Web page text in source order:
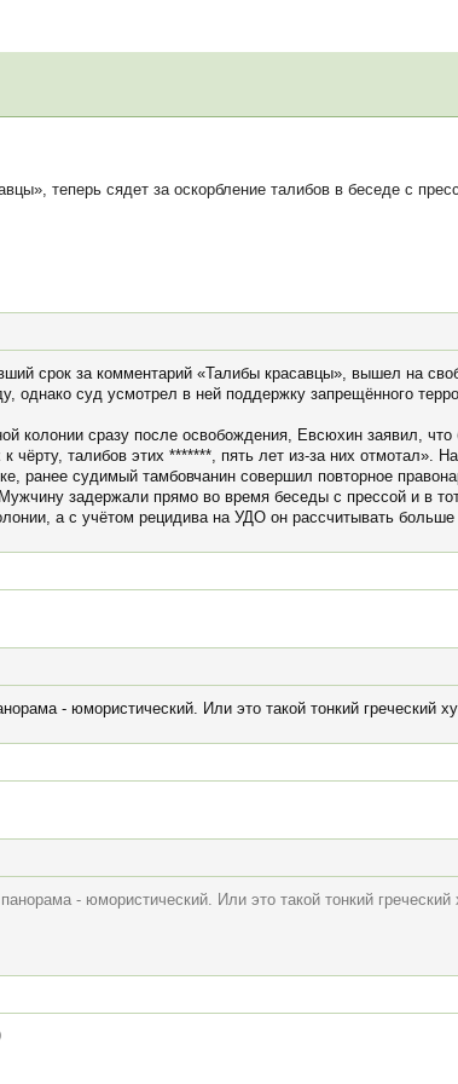
теперь сядет за оскорбление талибов в беседе с
срок за комментарий «Талибы красавцы», вышел на
суд усмотрел в ней поддержку запрещённого
колонии сразу после освобождения, Евсюхин заявил,
чёрту, талибов этих *******, пять лет из-за них отмотал».
ранее судимый тамбовчанин совершил повторное
задержали прямо во время беседы с прессой и в
а с учётом рецидива на УДО он рассчитывать
- юмористический. Или это такой тонкий греческий
- юмористический. Или это такой тонкий греческий